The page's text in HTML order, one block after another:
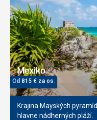
Mexiko
Od 815 € za os.
Krajina Mayských
hlavne nádherných pláží.